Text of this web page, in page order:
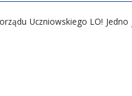
Uczniowskiego LO!